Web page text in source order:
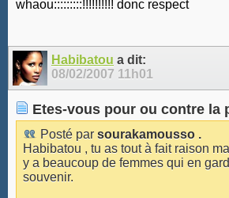
whaou:::::::::!!!!!!!!!! donc respect
Habibatou a dit:
08/02/2007 11h01
Etes-vous pour ou contre la
Posté par sourakamousso .
Habibatou , tu as tout à fait raison
y a beaucoup de femmes qui en
souvenir.